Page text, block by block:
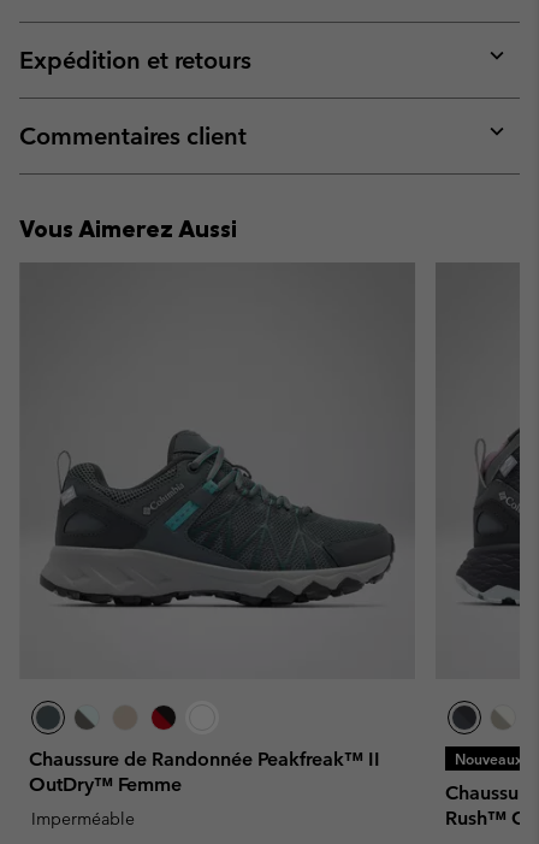
or
Expédition et retours
or
Commentaires client
or
Vous Aimerez Aussi
Chaussure de Randonnée Peakfreak™ II
OutDry™ Femme
Imperméable
Nouveaux
Rush™